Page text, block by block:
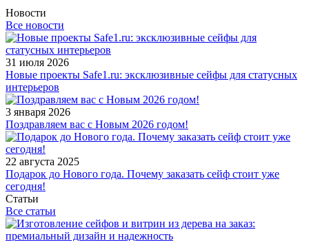
Новости
Все новости
31 июля 2026
Новые проекты Safe1.ru: эксклюзивные сейфы для статусных
интерьеров
3 января 2026
Поздравляем вас с Новым 2026 годом!
22 августа 2025
Подарок до Нового года. Почему заказать сейф стоит уже
сегодня!
Статьи
Все статьи